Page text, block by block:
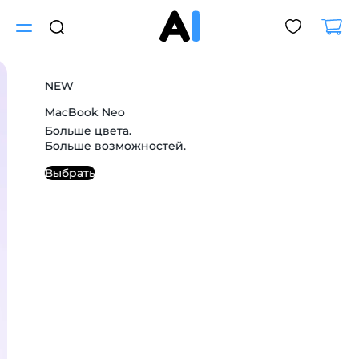
NEW
MacBook Neo
Больше цвета.
Больше возможностей.
Выбрать
Для клиентов всех банков
Разбейте
оплатуна части
без переплат